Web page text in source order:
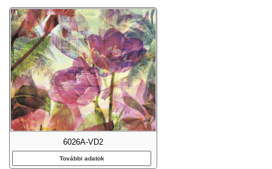
6026A-VD2
További adatok